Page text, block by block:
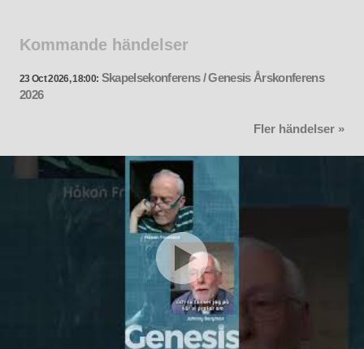
Kommande händelser
23 Oct 2026, 18:00: Skapelsekonferens / Genesis Årskonferens
2026
Fler händelser »